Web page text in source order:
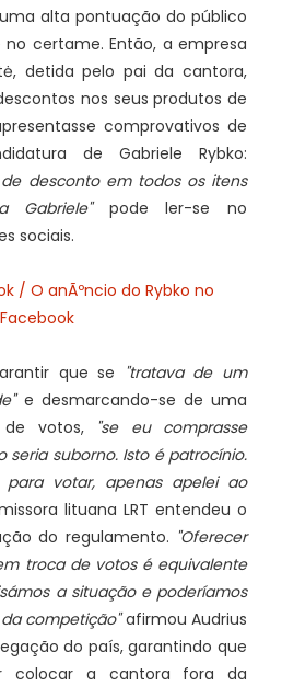
alta pontuação do público
certame. Então, a empresa
detida pelo pai da cantora,
nos seus produtos de
comprovativos de
de Gabriele Rybko:
desconto em todos os itens
pode ler-se no
sociais.
que se "tratava de um
e desmarcando-se de uma
de votos, "se eu comprasse
seria suborno. Isto é patrocínio.
votar, apenas apelei ao
lituana LRT entendeu o
do regulamento. "Oferecer
troca de votos é equivalente
a situação e poderíamos
competição"afirmou Audrius
do país, garantindo que
colocar a cantora fora da